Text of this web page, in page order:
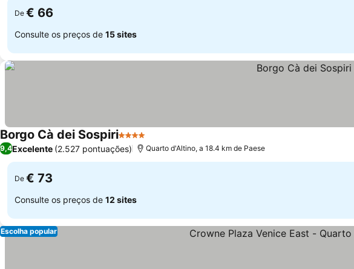
De € 66
Consulte os preços de 15 sites
Borgo Cà dei Sospiri4 Estrelas
9,4Excelente (2.527 pontuações) Quarto d'Altino, a 18.4 km de Paese
De € 73
Consulte os preços de 12 sites
Escolha popular